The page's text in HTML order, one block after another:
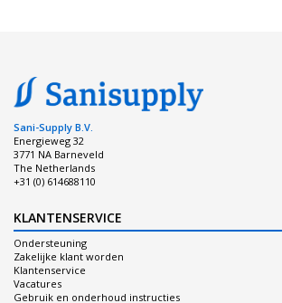
Sani-Supply B.V.
Energieweg 32
3771 NA Barneveld
The Netherlands
+31 (0) 614688110
KLANTENSERVICE
Ondersteuning
Zakelijke klant worden
Klantenservice
Vacatures
Gebruik en onderhoud instructies